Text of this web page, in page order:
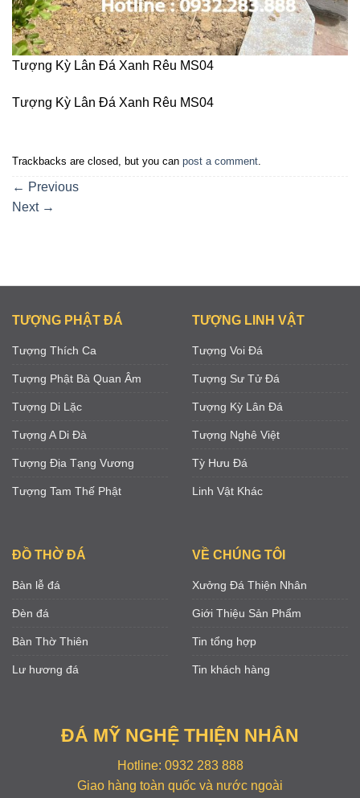
Tượng Kỳ Lân Đá Xanh Rêu MS04
Tượng Kỳ Lân Đá Xanh Rêu MS04
Trackbacks are closed, but you can post a comment.
← Previous
Next →
TƯỢNG PHẬT ĐÁ
Tượng Thích Ca
Tượng Phật Bà Quan Âm
Tượng Di Lặc
Tượng A Di Đà
Tượng Địa Tạng Vương
Tượng Tam Thế Phật
TƯỢNG LINH VẬT
Tượng Voi Đá
Tượng Sư Tử Đá
Tượng Kỳ Lân Đá
Tượng Nghê Việt
Tỳ Hưu Đá
Linh Vật Khác
ĐỒ THỜ ĐÁ
Bàn lễ đá
Đèn đá
Bàn Thờ Thiên
Lư hương đá
VỀ CHÚNG TÔI
Xưởng Đá Thiện Nhân
Giới Thiệu Sản Phẩm
Tin tổng hợp
Tin khách hàng
ĐÁ MỸ NGHỆ THIỆN NHÂN
Hotline: 0932 283 888
Giao hàng toàn quốc và nước ngoài